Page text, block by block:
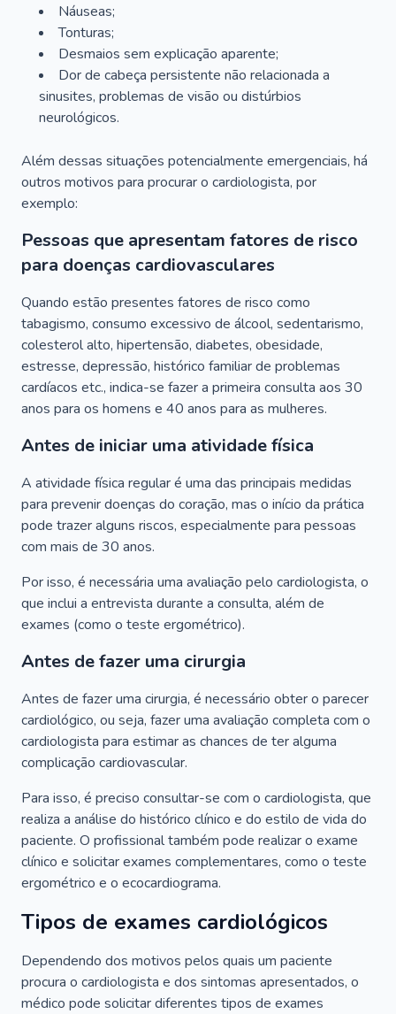
Náuseas;
Tonturas;
Desmaios sem explicação aparente;
Dor de cabeça persistente não relacionada a
sinusites, problemas de visão ou distúrbios
neurológicos.
Além dessas situações potencialmente emergenciais, há
outros motivos para procurar o cardiologista, por
exemplo:
Pessoas que apresentam fatores de risco
para doenças cardiovasculares
Quando estão presentes fatores de risco como
tabagismo, consumo excessivo de álcool, sedentarismo,
colesterol alto, hipertensão, diabetes, obesidade,
estresse, depressão, histórico familiar de problemas
cardíacos etc., indica-se fazer a primeira consulta aos 30
anos para os homens e 40 anos para as mulheres.
Antes de iniciar uma atividade física
A atividade física regular é uma das principais medidas
para prevenir doenças do coração, mas o início da prática
pode trazer alguns riscos, especialmente para pessoas
com mais de 30 anos.
Por isso, é necessária uma avaliação pelo cardiologista, o
que inclui a entrevista durante a consulta, além de
exames (como o teste ergométrico).
Antes de fazer uma cirurgia
Antes de fazer uma cirurgia, é necessário obter o parecer
cardiológico, ou seja, fazer uma avaliação completa com o
cardiologista para estimar as chances de ter alguma
complicação cardiovascular.
Para isso, é preciso consultar-se com o cardiologista, que
realiza a análise do histórico clínico e do estilo de vida do
paciente. O profissional também pode realizar o exame
clínico e solicitar exames complementares, como o teste
ergométrico e o ecocardiograma.
Tipos de exames cardiológicos
Dependendo dos motivos pelos quais um paciente
procura o cardiologista e dos sintomas apresentados, o
médico pode solicitar diferentes tipos de exames